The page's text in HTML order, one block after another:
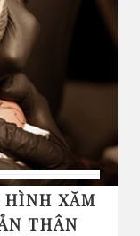
HÌNH XĂM
THÂN